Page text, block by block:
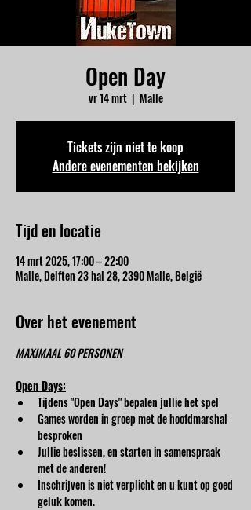
Open Day
vr 14 mrt
  |
Malle
Tickets zijn niet te koop
Andere evenementen bekijken
Tijd en locatie
14 mrt 2025, 17:00 – 22:00
Malle, Delften 23 hal 28, 2390 Malle, België
Over het evenement
MAXIMAAL 60 PERSONEN
Open Days:
Tijdens "Open Days" bepalen jullie het spel
Games worden in groep met de hoofdmarshal
besproken
Jullie beslissen, en starten in samenspraak
met de anderen!
Inschrijven is niet verplicht en u kunt op goed
geluk komen.